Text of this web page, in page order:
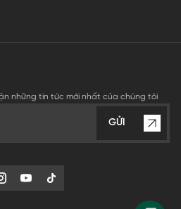
những tin tức mới nhất của chúng tôi
GỬI